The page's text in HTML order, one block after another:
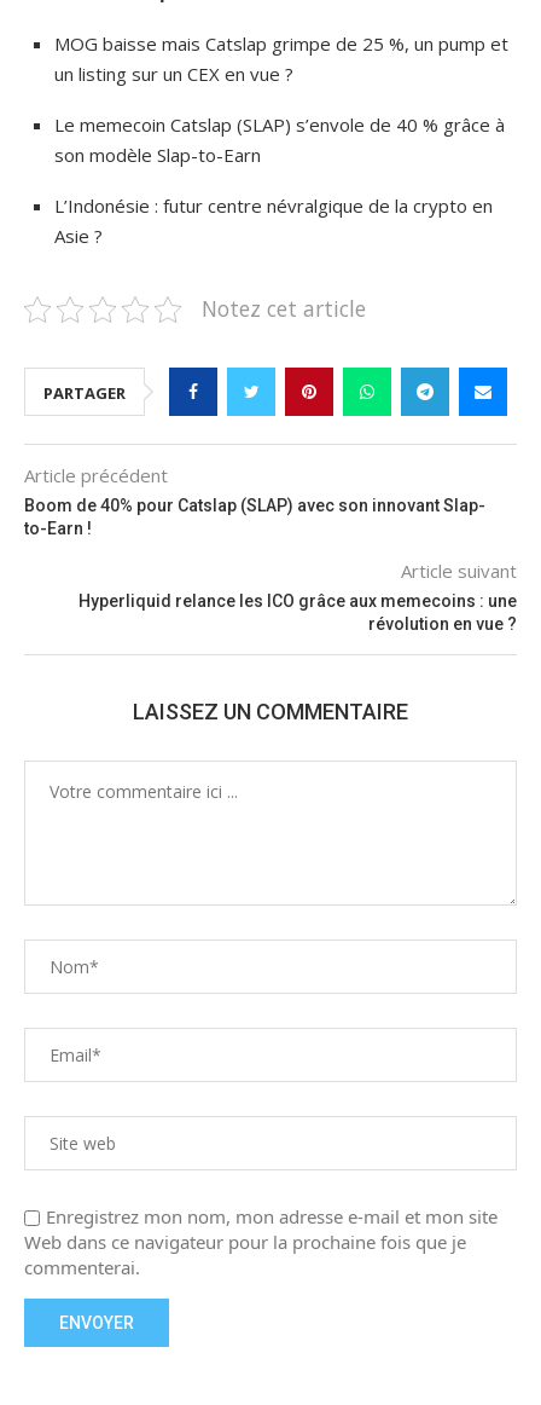
MOG baisse mais Catslap grimpe de 25 %, un pump et
un listing sur un CEX en vue ?
Le memecoin Catslap (SLAP) s’envole de 40 % grâce à
son modèle Slap-to-Earn
L’Indonésie : futur centre névralgique de la crypto en
Asie ?
Notez cet article
PARTAGER
Article précédent
Boom de 40% pour Catslap (SLAP) avec son innovant Slap-
to-Earn !
Article suivant
Hyperliquid relance les ICO grâce aux memecoins : une
révolution en vue ?
LAISSEZ UN COMMENTAIRE
Enregistrez mon nom, mon adresse e-mail et mon site
Web dans ce navigateur pour la prochaine fois que je
commenterai.